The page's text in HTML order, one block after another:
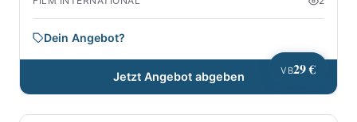
VB29 €
Dein Angebot?
Jetzt Angebot abgeben